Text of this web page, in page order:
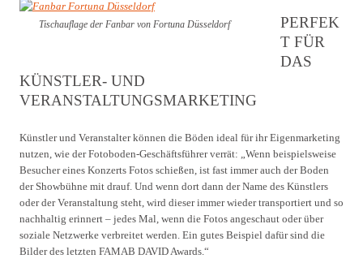
Tischauflage der Fanbar von Fortuna Düsseldorf
PERFEK
T FÜR
DAS
KÜNSTLER- UND
VERANSTALTUNGSMARKETING
Künstler und Veranstalter können die Böden ideal für ihr Eigenmarketing
nutzen, wie der Fotoboden-Geschäftsführer verrät: „Wenn beispielsweise
Besucher eines Konzerts Fotos schießen, ist fast immer auch der Boden
der Showbühne mit drauf. Und wenn dort dann der Name des Künstlers
oder der Veranstaltung steht, wird dieser immer wieder transportiert und so
nachhaltig erinnert – jedes Mal, wenn die Fotos angeschaut oder über
soziale Netzwerke verbreitet werden. Ein gutes Beispiel dafür sind die
Bilder des letzten FAMAB DAVID Awards.“